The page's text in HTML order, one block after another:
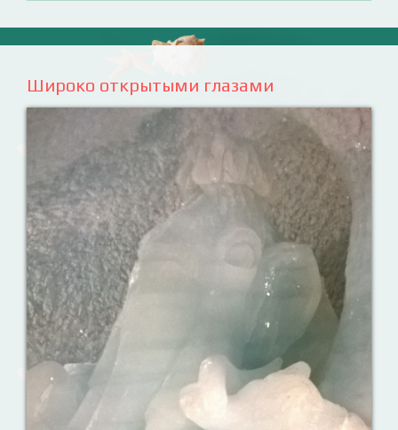
Широко открытыми глазами